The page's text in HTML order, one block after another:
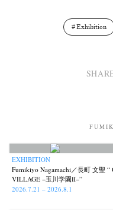
Exhibition
EXHIBITION
Fumikiyo Nagamachi／長町 文聖 “
VILLAGE −玉川学園Ⅱ−”
2026.7.21 – 2026.8.1